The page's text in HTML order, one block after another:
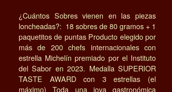
¿Cuántos Sobres vienen en las piezas
loncheadas?: 18 sobres de 80 gramos + 1
paquetitos de puntas Producto elegido por
más de 200 chefs internacionales con
estrella Michelín premiado por el Instituto
del Sabor en 2023. Medalla SUPERIOR
TASTE AWARD con 3 estrellas (el
máximo) Toda una joya gastronómica